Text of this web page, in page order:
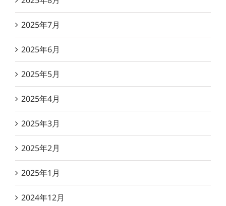
2025年7月
2025年6月
2025年5月
2025年4月
2025年3月
2025年2月
2025年1月
2024年12月